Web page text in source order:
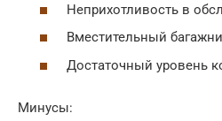
Неприхотливость в
Вместительный
Достаточный уровень
Минусы: